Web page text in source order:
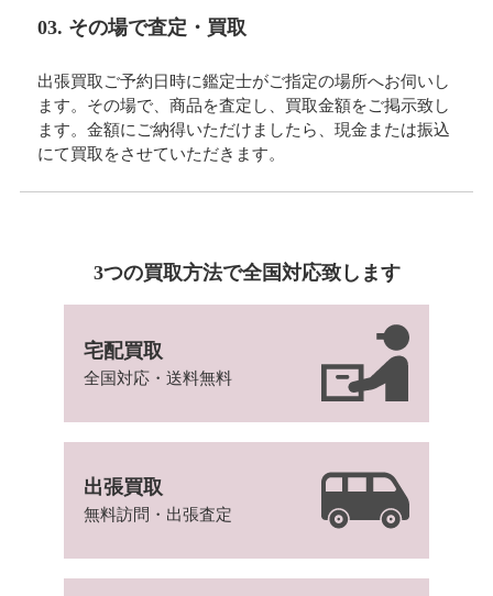
03. その場で査定・買取
出張買取ご予約日時に鑑定士がご指定の場所へお伺いし
ます。その場で、商品を査定し、買取金額をご掲示致し
ます。金額にご納得いただけましたら、現金または振込
にて買取をさせていただきます。
3つの買取方法で全国対応致します
宅配買取
全国対応・送料無料
出張買取
無料訪問・出張査定